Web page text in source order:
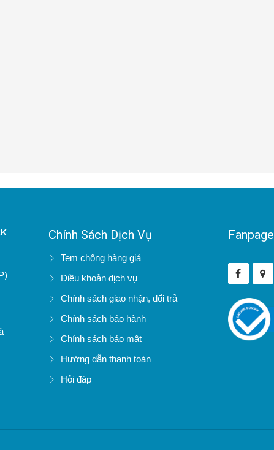
Chính Sách Dịch Vụ
Tem chống hàng giả
Điều khoản dịch vụ
Chính sách giao nhận, đổi trả
Chính sách bảo hành
Chính sách bảo mật
Hướng dẫn thanh toán
Hỏi đáp
Fanpage